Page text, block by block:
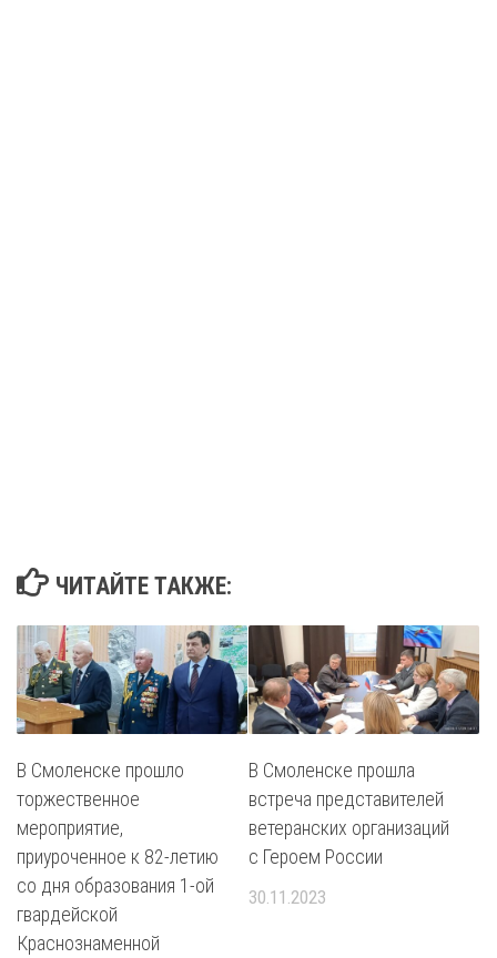
ЧИТАЙТЕ ТАКЖЕ:
В Смоленске прошло
торжественное
мероприятие,
приуроченное к 82-летию
со дня образования 1-ой
гвардейской
Краснознаменной
В Смоленске прошла
встреча представителей
ветеранских организаций
с Героем России
30.11.2023